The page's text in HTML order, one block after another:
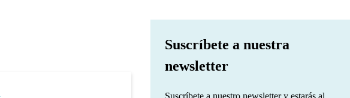
Suscríbete a nuestra
newsletter
Suscríbete a nuestro newsletter y estarás al